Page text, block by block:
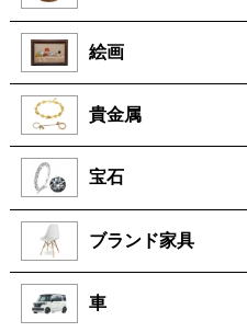
絵画
貴金属
宝石
ブランド家具
車